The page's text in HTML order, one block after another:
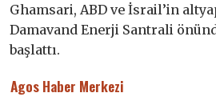
Ghamsari, ABD ve İsrail’in
Damavand Enerji Santrali
başlattı.
Agos Haber Merkezi